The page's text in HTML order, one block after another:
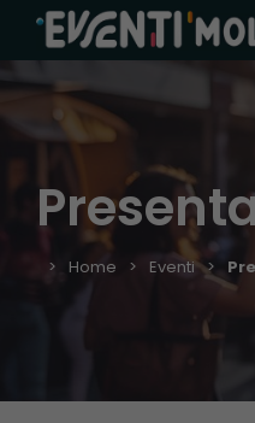
Home Eventi